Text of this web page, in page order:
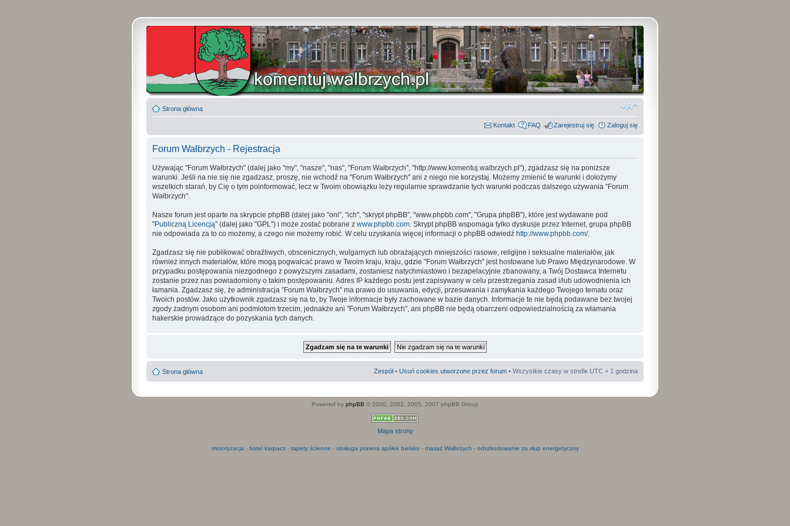
Strona główna
Kontakt FAQ Zarejestruj się Zaloguj się
Forum Wałbrzych - Rejestracja
Używając "Forum Wałbrzych" (dalej jako "my", "nasze", "nas", "Forum Wałbrzych", "http://www.komentuj.walbrzych.pl"), zgadzasz się na poniższe
warunki. Jeśli na nie się nie zgadzasz, proszę, nie wchodź na "Forum Wałbrzych" ani z niego nie korzystaj. Możemy zmienić te warunki i dołożymy
wszelkich starań, by Cię o tym poinformować, lecz w Twoim obowiązku leży regularnie sprawdzanie tych warunki podczas dalszego używania "Forum
Wałbrzych".
Nasze forum jest oparte na skrypcie phpBB (dalej jako "oni", "ich", "skrypt phpBB", "www.phpbb.com", "Grupa phpBB"), które jest wydawane pod
"Publiczną Licencją" (dalej jako "GPL") i może zostać pobrane z www.phpbb.com. Skrypt phpBB wspomaga tylko dyskusje przez Internet, grupa phpBB
nie odpowiada za to co możemy, a czego nie możemy robić. W celu uzyskania więcej informacji o phpBB odwiedź http://www.phpbb.com/.
Zgadzasz się nie publikować obraźliwych, obscenicznych, wulgarnych lub obrażających mniejszości rasowe, religijne i seksualne materiałów, jak
również innych materiałów, które mogą pogwałcać prawo w Twoim kraju, kraju, gdzie "Forum Wałbrzych" jest hostowane lub Prawo Międzynarodowe. W
przypadku postępowania niezgodnego z powyższymi zasadami, zostaniesz natychmiastowo i bezapelacyjnie zbanowany, a Twój Dostawca Internetu
zostanie przez nas powiadomiony o takim postępowaniu. Adres IP każdego postu jest zapisywany w celu przestrzegania zasad i/lub udowodnienia ich
łamania. Zgadzasz się, że administracja "Forum Wałbrzych" ma prawo do usuwania, edycji, przesuwania i zamykania każdego Twojego tematu oraz
Twoich postów. Jako użytkownik zgadzasz się na to, by Twoje informacje były zachowane w bazie danych. Informacje te nie będą podawane bez twojej
zgody żadnym osobom ani podmiotom trzecim, jednakże ani "Forum Wałbrzych", ani phpBB nie będą obarczeni odpowiedzialnością za włamania
hakerskie prowadzące do pozyskania tych danych.
Strona główna Zespół• Usuń cookies utworzone przez forum • Wszystkie czasy w strefie UTC + 1 godzina
Powered by phpBB © 2000, 2002, 2005, 2007 phpBB Group
Mapa strony
motoryzacja - hotel karpacz- tapety ścienne - obsługa prawna spółek bielsko - masaż Wałbrzych - odszkodowanie za słup energetyczny